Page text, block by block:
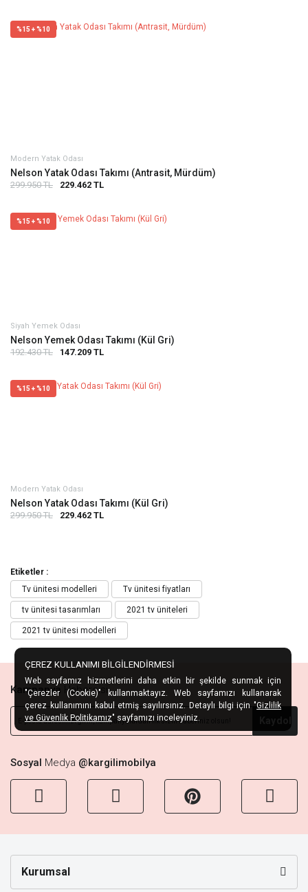
%15 + %10
Modern Yatak Odası
Nelson Yatak Odası Takımı (Antrasit, Mürdüm)
299.950 TL 229.462 TL
%15 + %10
Siyah Yemek Odası
Nelson Yemek Odası Takımı (Kül Gri)
192.430 TL 147.209 TL
%15 + %10
Modern Yatak Odası
Nelson Yatak Odası Takımı (Kül Gri)
299.950 TL 229.462 TL
Etiketler :
Tv ünitesi modelleri
Tv ünitesi fiyatları
tv ünitesi tasarımları 2021 tv üniteleri
2021 tv ünitesi modelleri
Kampanya Habercisi
Sosyal Medya @kargilimobilya
Kurumsal
ÇEREZ KULLANIMI BİLGİLENDİRMESİ
Web sayfamız hizmetlerini daha etkin bir şekilde sunmak için
"Çerezler (Cookie)" kullanmaktayız. Web sayfamızı kullanarak
çerez kullanımını kabul etmiş sayılırsınız. Detaylı bilgi için "Gizlilik
ve Güvenlik Politikamız" sayfamızı inceleyiniz.